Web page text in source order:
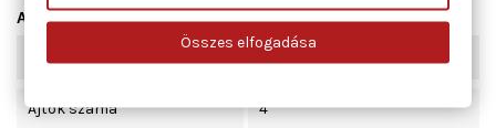
Adatlap
jobb első
Ajtók száma 4
Összes elfogadása